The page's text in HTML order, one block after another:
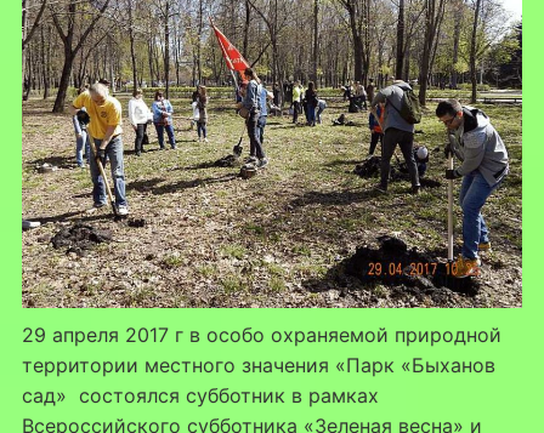
29 апреля 2017 г в особо охраняемой природной
территории местного значения «Парк «Быханов
сад» состоялся субботник в рамках
Всероссийского субботника «Зеленая весна» и